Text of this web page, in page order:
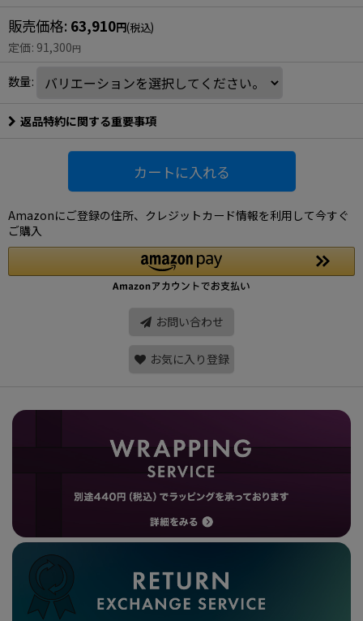
販売価格: 63,910円(税込)
定価: 91,300円
数量:
返品特約に関する重要事項
カートに入れる
Amazonにご登録の住所、クレジットカード情報を利用して今すぐ
ご購入
お問い合わせ
お気に入り登録